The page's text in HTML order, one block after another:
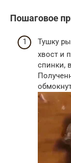
Пошаговое
Тушку
хвост и
спинки,